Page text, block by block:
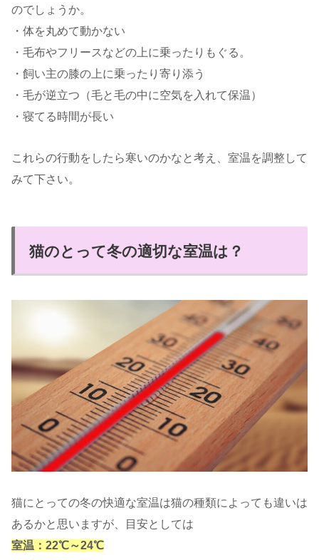
のでしょうか。
・体を丸めて動かない
・毛布やフリースなどの上に乗ったりもぐる。
・飼い主の膝の上に乗ったり寄り添う
・毛が逆立つ（毛と毛の中に空気を入れて保温）
・寝てる時間が長い
これらの行動をしたら寒いのかなと考え、室温を調整して
みて下さい。
猫のとって冬の適切な室温は？
猫にとっての冬の快適な室温は猫の種類によっても違いは
あるかと思いますが、目安としては
室温：22℃～24℃